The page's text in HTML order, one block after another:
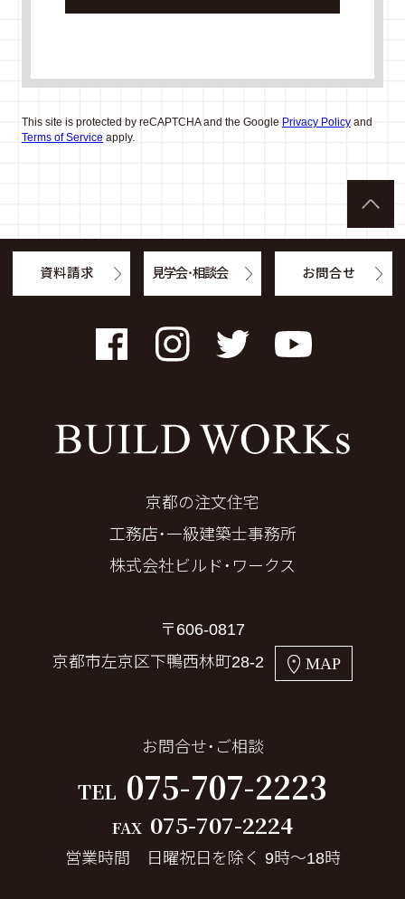
This site is protected by reCAPTCHA and the Google Privacy Policyand
Terms of Service apply.
FacebookInstagramTwitter YouTube
京都の注文住宅
工務店・一級建築士事務所
株式会社ビルド・ワークス
〒606-0817
京都市左京区下鴨西林町28-2
MAP
お問合せ・ご相談
TEL 075-707-2223
FAX 075-707-2224
営業時間 日曜祝日を除く 9時～18時
資料請求 見学会・相談会 お問合せ